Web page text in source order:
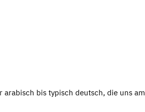
arabisch bis typisch deutsch, die uns am